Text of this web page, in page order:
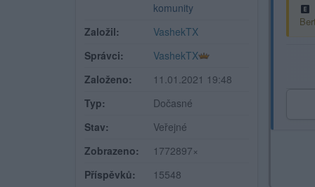
komunity
Založil:
VashekTX
Správci:
VashekTX
Založeno:
11.01.2021 19:48
Typ:
Dočasné
Stav:
Veřejné
Zobrazeno:
1772897×
Příspěvků:
15548